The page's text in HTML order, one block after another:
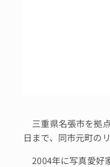
三重県名張市を拠
日まで、同市元町の
2004年に写真愛好